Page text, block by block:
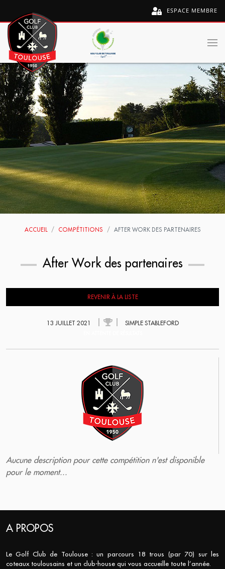
ESPACE MEMBRE
ACCUEIL COMPÉTITIONS AFTER WORK DES PARTENAIRES
After Work des partenaires
REVENIR À LA LISTE
13 JUILLET 2021 SIMPLE STABLEFORD
Aucune description pour cette compétition n'est disponible
pour le moment...
A PROPOS
Le Golf Club de Toulouse : un parcours 18 trous (par 70) sur les
coteaux toulousains et un club-house qui vous accueille toute l’année.